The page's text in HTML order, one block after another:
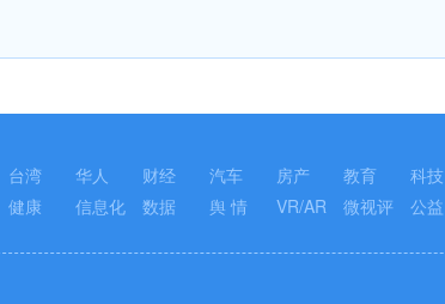
台湾 华人 财经 汽车 房产 教育 科技
健康 信息化 数据 舆 情 VR/AR 微视评 公益